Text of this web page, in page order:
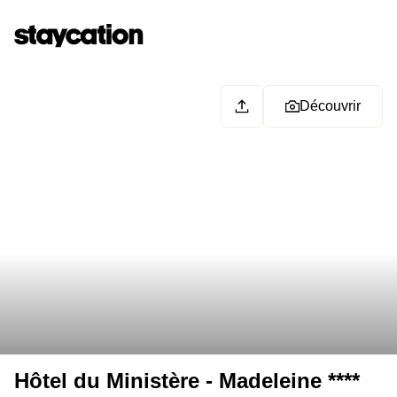
Découvrir
Hôtel du Ministère - Madeleine ****